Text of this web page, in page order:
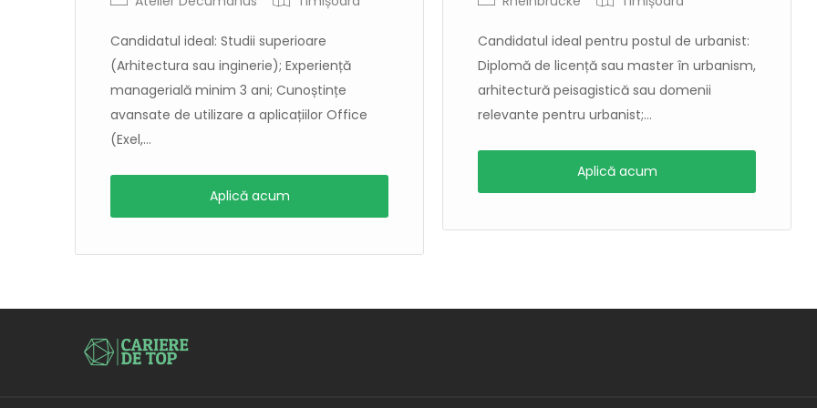
Candidatul ideal: Studii superioare
(Arhitectura sau inginerie); Experiență
managerială minim 3 ani; Cunoștințe
avansate de utilizare a aplicațiilor Office
(Exel,...
Aplică acum
Candidatul ideal pentru postul de urbanist:
Diplomă de licență sau master în urbanism,
arhitectură peisagistică sau domenii
relevante pentru urbanist;...
Aplică acum